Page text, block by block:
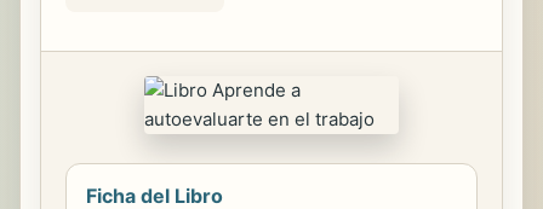
Ficha del Libro